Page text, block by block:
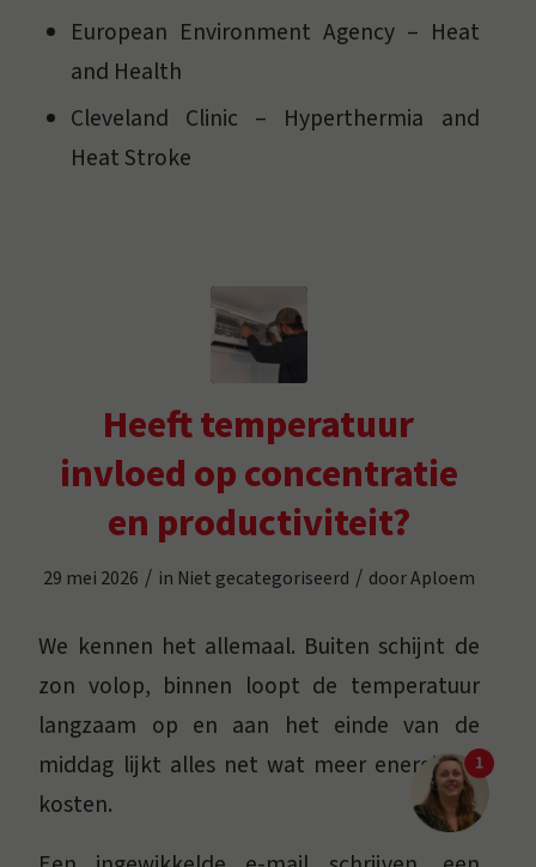
European Environment Agency – Heat
and Health
Cleveland Clinic – Hyperthermia and
Heat Stroke
Heeft temperatuur
invloed op concentratie
en productiviteit?
29 mei 2026 / in Niet gecategoriseerd / doorAploem
We kennen het allemaal. Buiten schijnt de
zon volop, binnen loopt de temperatuur
langzaam op en aan het einde van de
middag lijkt alles net wat meer energie te
kosten.